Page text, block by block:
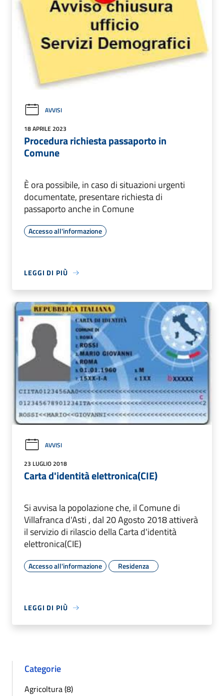
AVVISI
18 APRILE 2023
Procedura richiesta passaporto in
Comune
È ora possibile, in caso di situazioni urgenti
documentate, presentare richiesta di
passaporto anche in Comune
Accesso all'informazione
LEGGI DI PIÙ
AVVISI
23 LUGLIO 2018
Carta d'identità elettronica(CIE)
Si avvisa la popolazione che, il Comune di
Villafranca d'Asti , dal 20 Agosto 2018 attiverà
il servizio di rilascio della Carta d'identità
elettronica(CIE)
Accesso all'informazione Residenza
LEGGI DI PIÙ
Categorie
Agricoltura (8)